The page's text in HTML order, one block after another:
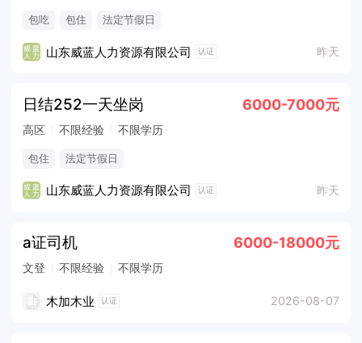
包吃 包住 法定节假日
山东威蓝人力资源有限公司 认证 昨天
日结252一天坐岗 6000-7000元
高区 不限经验 不限学历
包住 法定节假日
山东威蓝人力资源有限公司 认证 昨天
a证司机 6000-18000元
文登 不限经验 不限学历
木加木业 认证 2026-08-07